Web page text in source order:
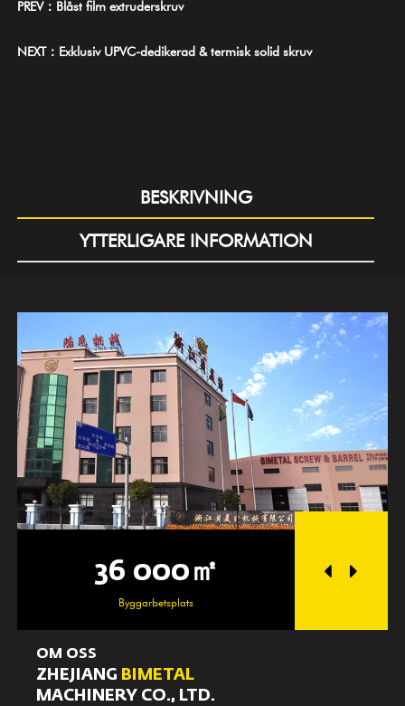
PREV：Blåst film extruderskruv
NEXT：Exklusiv UPVC-dedikerad & termisk solid skruv
BESKRIVNING
YTTERLIGARE INFORMATION
36 000㎡
Byggarbetsplats
OM OSS
ZHEJIANG BIMETAL
MACHINERY CO., LTD.